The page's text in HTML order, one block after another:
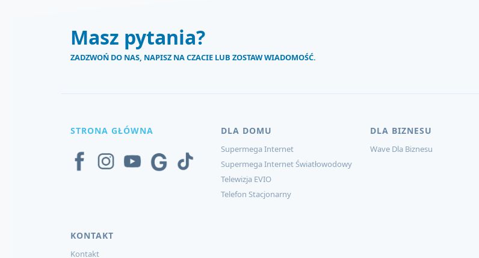
Masz pytania?
ZADZWOŃ DO NAS, NAPISZ NA CZACIE LUB ZOSTAW WIADOMOŚĆ.
STRONA GŁÓWNA DLA DOMU
Supermega Internet
Supermega Internet Światłowodowy
Telewizja EVIO
Telefon Stacjonarny
DLA BIZNESU
Wave Dla Biznesu
KONTAKT
Kontakt